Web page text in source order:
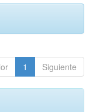
1 Siguiente